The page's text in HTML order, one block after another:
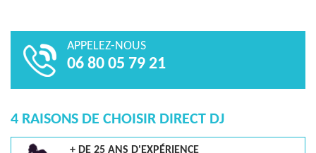
APPELEZ-NOUS
06 80 05 79 21
4 RAISONS DE CHOISIR DIRECT DJ
+ DE 25 ANS D'EXPÉRIENCE